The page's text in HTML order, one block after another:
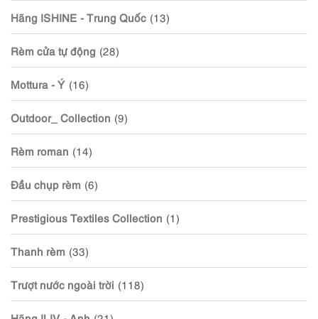
Hãng ISHINE - Trung Quốc (13)
Rèm cửa tự động (28)
Mottura - Ý (16)
Outdoor_ Collection (9)
Rèm roman (14)
Đầu chụp rèm (6)
Prestigious Textiles Collection (1)
Thanh rèm (33)
Trượt nước ngoài trời (118)